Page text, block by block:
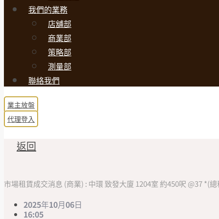
我們的業務
店舖部
商業部
策略部
測量部
聯絡我們
業主放盤
代理登入
返回
市場租賃成交消息 (商業) : 中環 致發大廈 1204室 約450呎 @37 *(
2025年10月06日
16:05